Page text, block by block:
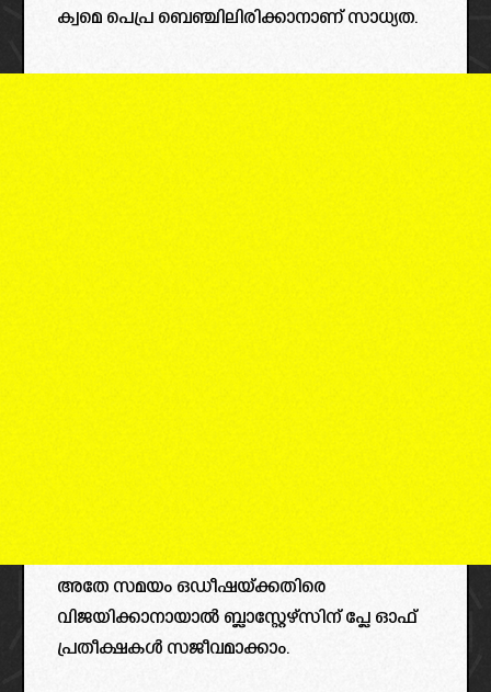
ക്വമെ പെപ്ര ബെഞ്ചിലിരിക്കാനാണ് സാധ്യത.
അതേ സമയം ഒഡീഷയ്ക്കതിരെ
വിജയിക്കാനായാൽ ബ്ലാസ്റ്റേഴ്സിന് പ്ലേ ഓഫ്
പ്രതീക്ഷകൾ സജീവമാക്കാം.